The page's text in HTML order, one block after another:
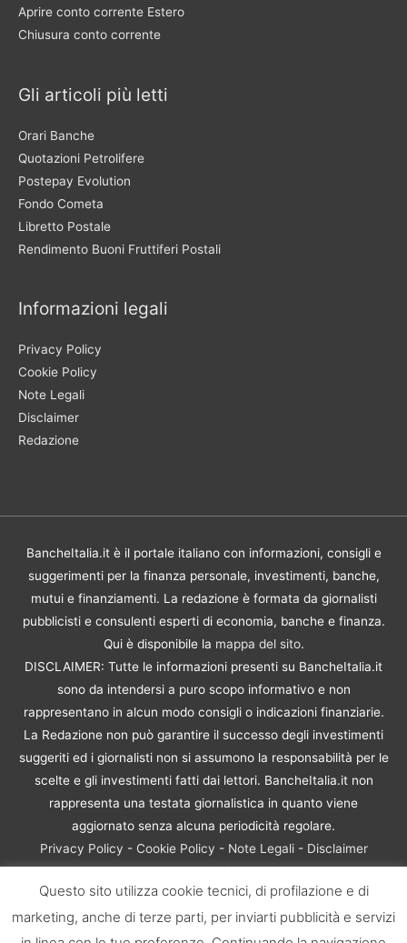
Aprire conto corrente Estero
Chiusura conto corrente
Gli articoli più letti
Orari Banche
Quotazioni Petrolifere
Postepay Evolution
Fondo Cometa
Libretto Postale
Rendimento Buoni Fruttiferi Postali
Informazioni legali
Privacy Policy
Cookie Policy
Note Legali
Disclaimer
Redazione
BancheItalia.it è il portale italiano con informazioni, consigli e
suggerimenti per la finanza personale, investimenti, banche,
mutui e finanziamenti. La redazione è formata da giornalisti
pubblicisti e consulenti esperti di economia, banche e finanza.
Qui è disponibile la mappa del sito.
DISCLAIMER: Tutte le informazioni presenti su BancheItalia.it
sono da intendersi a puro scopo informativo e non
rappresentano in alcun modo consigli o indicazioni finanziarie.
La Redazione non può garantire il successo degli investimenti
suggeriti ed i giornalisti non si assumono la responsabilità per le
scelte e gli investimenti fatti dai lettori. BancheItalia.it non
rappresenta una testata giornalistica in quanto viene
aggiornato senza alcuna periodicità regolare.
Privacy Policy - Cookie Policy - Note Legali- Disclaimer
Rischio Investimenti
BancheItalia.it Copyright © 2021. Tutti i diritti sono riservati. |
P.IVA 10673901004 | Contenuti di proprietà di BancheItalia.it:
non sono riproducibili, neanche parzialmente, senza esplicita
Questo sito utilizza cookie tecnici, di profilazione e di
marketing, anche di terze parti, per inviarti pubblicità e servizi